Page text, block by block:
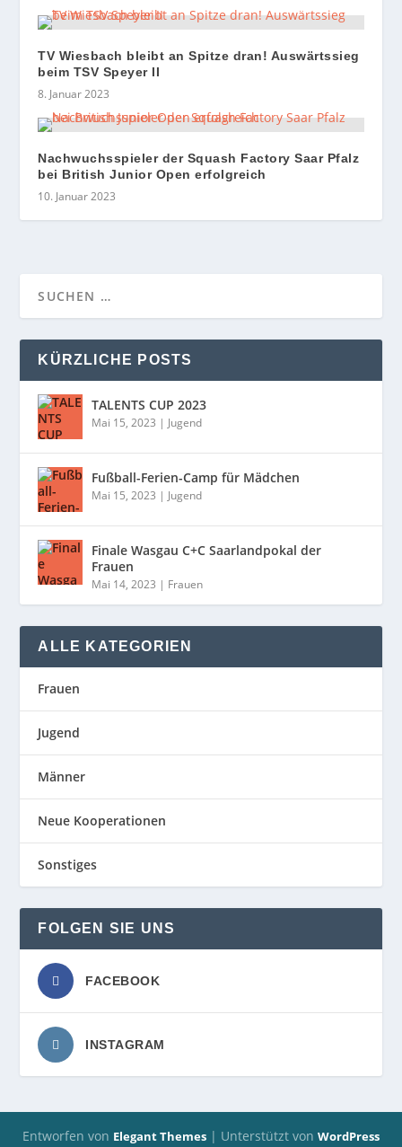
TV Wiesbach bleibt an Spitze dran! Auswärtssieg
beim TSV Speyer II
8. Januar 2023
Nachwuchsspieler der Squash Factory Saar Pfalz
bei British Junior Open erfolgreich
10. Januar 2023
KÜRZLICHE POSTS
TALENTS CUP 2023
Mai 15, 2023 | Jugend
Fußball-Ferien-Camp für Mädchen
Mai 15, 2023 | Jugend
Finale Wasgau C+C Saarlandpokal der
Frauen
Mai 14, 2023 | Frauen
ALLE KATEGORIEN
Frauen
Jugend
Männer
Neue Kooperationen
Sonstiges
FOLGEN SIE UNS
FACEBOOK
INSTAGRAM
Entworfen von Elegant Themes | Unterstützt von WordPress